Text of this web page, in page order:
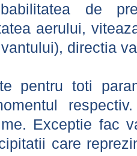
de
aerului,
directia
pentru toti
Exceptie fac
care